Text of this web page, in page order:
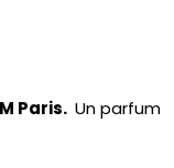
Paris. Un parfum